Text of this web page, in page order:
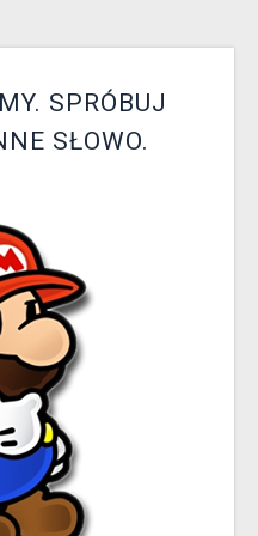
SPRÓBUJ
SŁOWO.